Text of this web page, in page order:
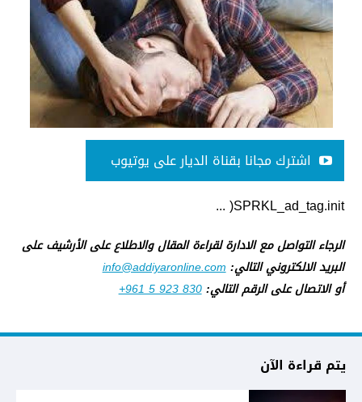
اشترك مجانا بقناة الديار على يوتيوب
SPRKL_ad_tag.init( ...
الرجاء التواصل مع الادارة لقراءة المقال والاطلاع على الأرشيف على
البريد الالكتروني التالي:info@addiyaronline.com
أو الاتصال على الرقم التالي:+961 5 923 830
يتم قراءة الآن